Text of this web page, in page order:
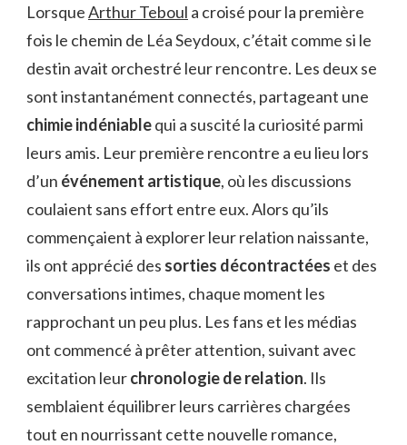
LorsqueArthur Teboul a croisé pour la première
fois le chemin de Léa Seydoux, c’était comme si le
destin avait orchestré leur rencontre. Les deux se
sont instantanément connectés, partageant une
chimie indéniablequi a suscité la curiosité parmi
leurs amis. Leur première rencontre a eu lieu lors
d’un événement artistique, où les discussions
coulaient sans effort entre eux. Alors qu’ils
commençaient à explorer leur relation naissante,
ils ont apprécié des sorties décontractées et des
conversations intimes, chaque moment les
rapprochant un peu plus. Les fans et les médias
ont commencé à prêter attention, suivant avec
excitation leurchronologie de relation. Ils
semblaient équilibrer leurs carrières chargées
tout en nourrissant cette nouvelle romance,